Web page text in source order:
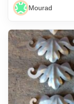
Mourad